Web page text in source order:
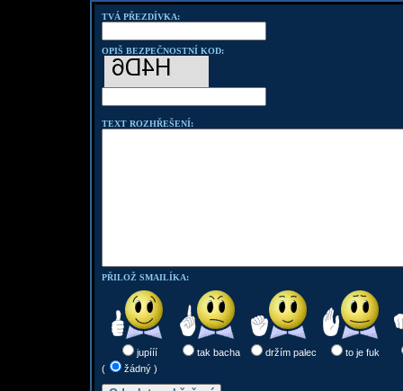
TVÁ PŘEZDÍVKA:
OPIŠ BEZPEČNOSTNÍ KOD:
TEXT ROZHŘEŠENÍ:
PŘILOŽ SMAILÍKA:
jupííí tak bacha držím palec
to je fuk
(
žádný )